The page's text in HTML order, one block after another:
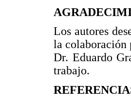
Los autores
la colaboración
Dr. Eduardo
trabajo.